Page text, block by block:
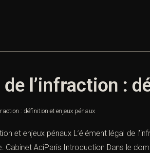
de l’infraction :
: définition et enjeux pénaux
et enjeux pénaux L’élément légal de
AciParis Introduction Dans le